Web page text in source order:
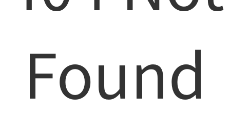
Found